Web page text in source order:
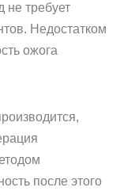
не требует
Недостатком
ожога
после этого